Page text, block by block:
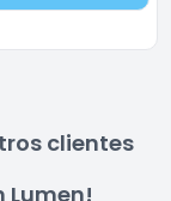
clientes
Lumen!